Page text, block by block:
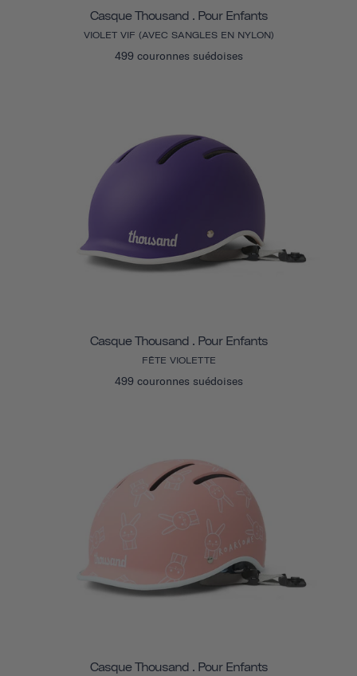
Casque Thousand . Pour Enfants
VIOLET VIF (AVEC SANGLES EN NYLON)
499 couronnes suédoises
Casque Thousand . Pour Enfants
FÊTE VIOLETTE
499 couronnes suédoises
Casque Thousand . Pour Enfants